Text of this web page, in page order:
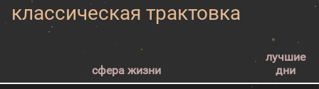
классическая трактовка
сфера жизни
лучшие
дни